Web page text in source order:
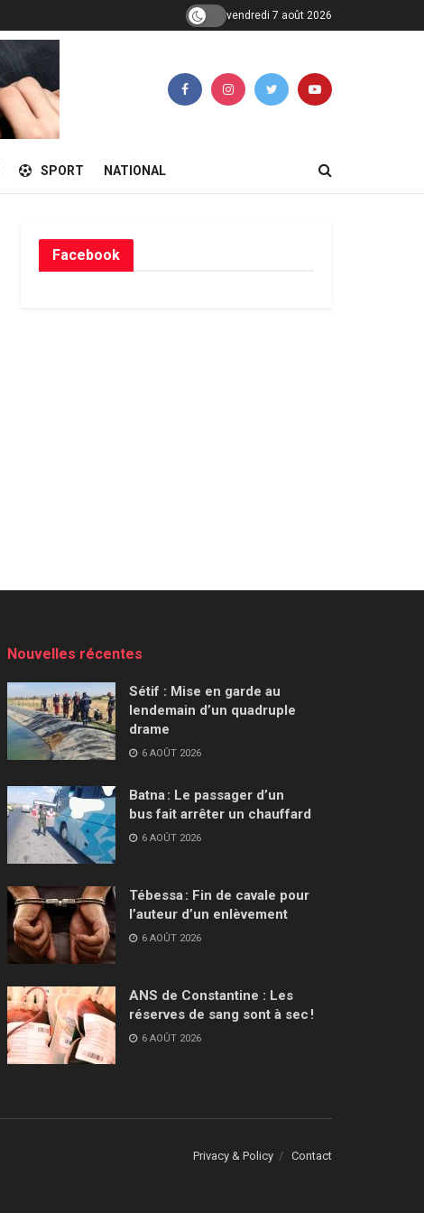
vendredi 7 août 2026
SPORT NATIONAL
Facebook
Nouvelles récentes
Sétif : Mise en garde au
lendemain d’un quadruple
drame
6 AOÛT 2026
Batna : Le passager d’un
bus fait arrêter un chauffard
6 AOÛT 2026
Tébessa : Fin de cavale pour
l’auteur d’un enlèvement
6 AOÛT 2026
ANS de Constantine : Les
réserves de sang sont à sec !
6 AOÛT 2026
Privacy & Policy Contact